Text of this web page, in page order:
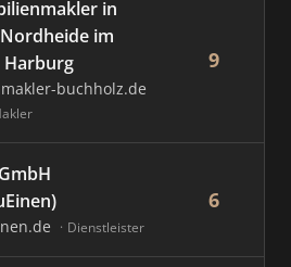
in
im
Harburg
buchholz.de
9
Dienstleister
6